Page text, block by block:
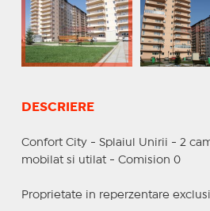
DESCRIERE
Confort City - Splaiul Unirii - 2
mobilat si utilat - Comision 0
Proprietate in reperzentare